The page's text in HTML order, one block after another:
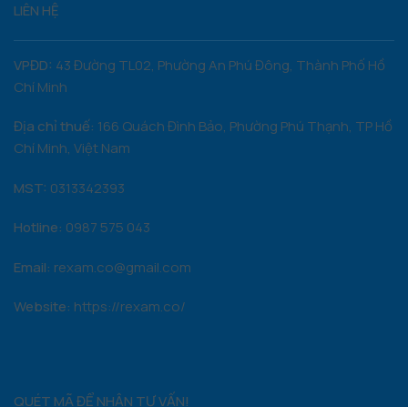
LIÊN HỆ
VPĐD: 43 Đường TL02, Phường An Phú Đông, Thành Phố Hồ
Chí Minh
Địa chỉ thuế: 166 Quách Đình Bảo, Phường Phú Thạnh, TP Hồ
Chí Minh, Việt Nam
MST: 0313342393
Hotline: 0987 575 043
Email: rexam.co@gmail.com
Website: https://rexam.co/
QUÉT MÃ ĐỂ NHẬN TƯ VẤN!